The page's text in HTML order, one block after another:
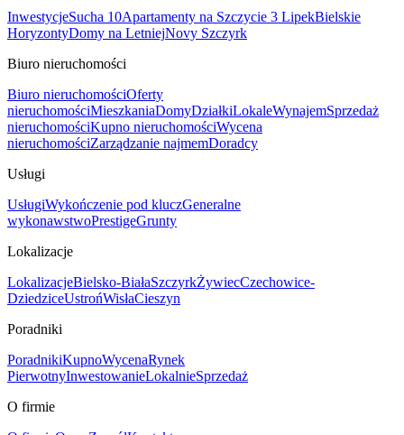
InwestycjeSucha 10Apartamenty na Szczycie 3 LipekBielskie
HoryzontyDomy na LetniejNovy Szczyrk
Biuro nieruchomości
Biuro nieruchomościOferty
nieruchomościMieszkaniaDomyDziałkiLokaleWynajemSprzedaż
nieruchomościKupno nieruchomościWycena
nieruchomościZarządzanie najmemDoradcy
Usługi
UsługiWykończenie pod kluczGeneralne
wykonawstwoPrestigeGrunty
Lokalizacje
LokalizacjeBielsko-BiałaSzczyrkŻywiecCzechowice-
DziedziceUstrońWisłaCieszyn
Poradniki
PoradnikiKupnoWycenaRynek
PierwotnyInwestowanieLokalnieSprzedaż
O firmie